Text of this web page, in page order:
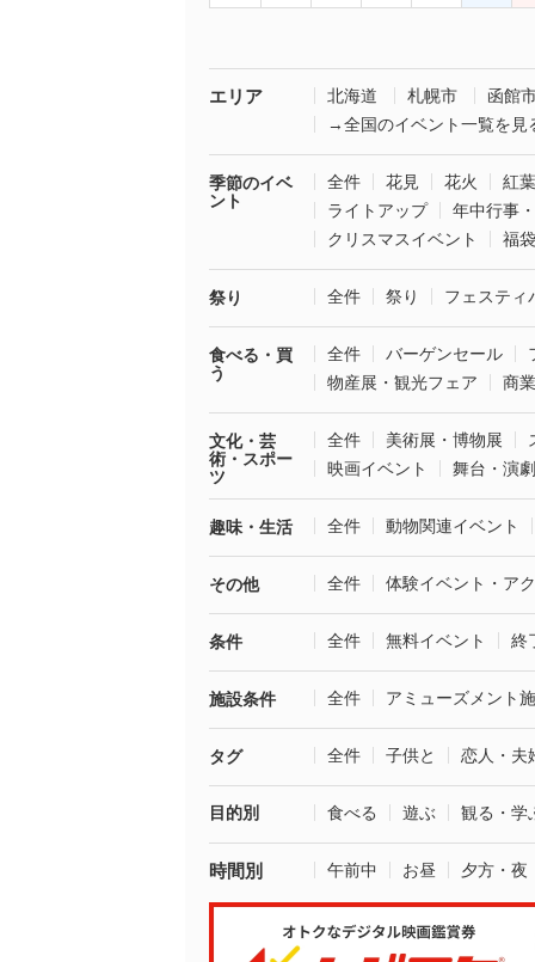
エリア 北海道 札幌市
函館
→全国のイベント一覧を見
季節のイベ
ント
全件 花見 花火
紅葉
ライトアップ
年中行事
クリスマスイベント
福
祭り 全件 祭り フェスティ
食べる・買
う
全件 バーゲンセール
物産展・観光フェア
商
文化・芸
術・スポー
ツ
全件 美術展・博物展
映画イベント
舞台・演劇
趣味・生活 全件 動物関連イベント
その他 全件 体験イベント・ア
条件 全件 無料イベント 終
施設条件 全件 アミューズメント
タグ 全件 子供と 恋人・夫
目的別 食べる 遊ぶ 観る・学
時間別 午前中 お昼 夕方・夜